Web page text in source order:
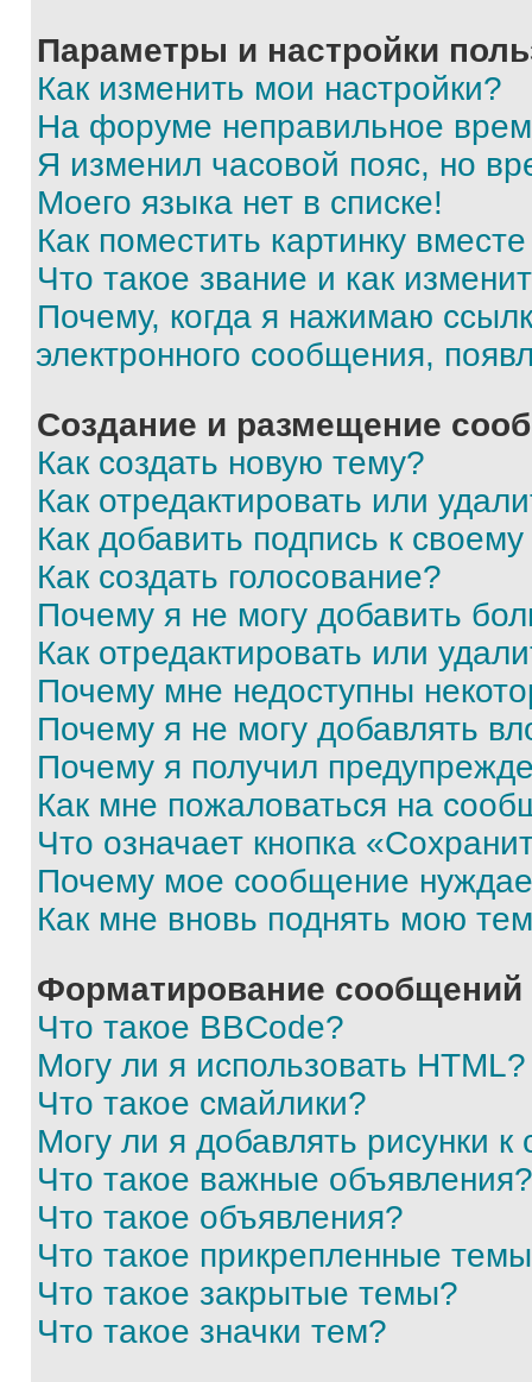
Параметры и настройки
Как изменить мои настройки?
На форуме неправильное
Я изменил часовой пояс, но
Моего языка нет в списке!
Как поместить картинку
Что такое звание и как
Почему, когда я нажимаю
электронного сообщения,
Создание и размещение
Как создать новую тему?
Как отредактировать или
Как добавить подпись к
Как создать голосование?
Почему я не могу добавить
Как отредактировать или
Почему мне недоступны
Почему я не могу добавлять
Почему я получил
Как мне пожаловаться на
Что означает кнопка
Почему мое сообщение
Как мне вновь поднять мою
Форматирование
Что такое BBCode?
Могу ли я использовать HTML?
Что такое смайлики?
Могу ли я добавлять рисунки
Что такое важные объявления?
Что такое объявления?
Что такое прикрепленные
Что такое закрытые темы?
Что такое значки тем?